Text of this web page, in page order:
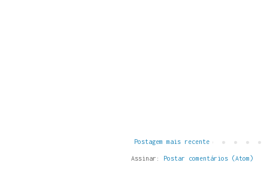
Postagem mais recente
Assinar: Postar comentários (Atom)